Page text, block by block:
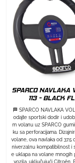
SPARCO NAVLAKA
113 - BLACK
🏁 SPARCO NAVLAKA
odajte sportski dodir i
m volanu uz SPARCO
ku sa perforacijama.
volane, ova navlaka od 37.5
niverzalnu kompatibilnost i
e uklapa na volane mnogih